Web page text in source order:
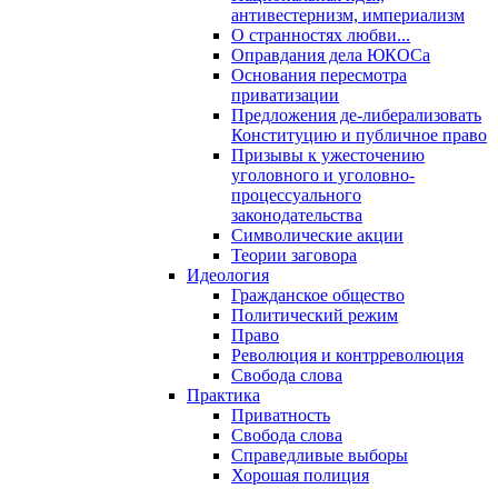
антивестернизм, империализм
О странностях любви...
Оправдания дела ЮКОСа
Основания пересмотра
приватизации
Предложения де-либерализовать
Конституцию и публичное право
Призывы к ужесточению
уголовного и уголовно-
процессуального
законодательства
Символические акции
Теории заговора
Идеология
Гражданское общество
Политический режим
Право
Революция и контрреволюция
Свобода слова
Практика
Приватность
Свобода слова
Справедливые выборы
Хорошая полиция